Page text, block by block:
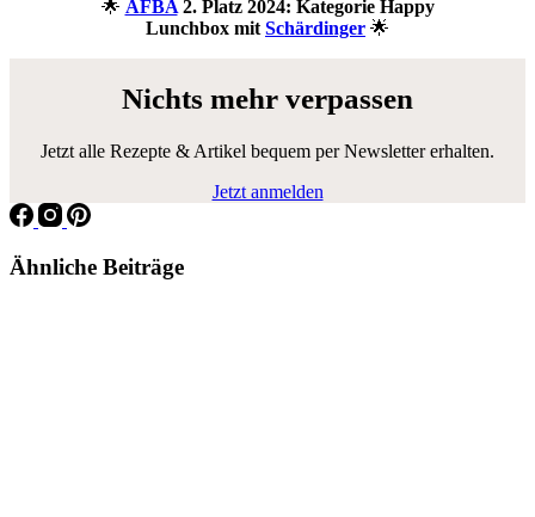
🌟 AFBA2. Platz 2024: Kategorie Happy
Lunchbox mit Schärdinger 🌟
Nichts mehr verpassen
Jetzt alle Rezepte & Artikel bequem per Newsletter erhalten.
Jetzt anmelden
Ähnliche Beiträge